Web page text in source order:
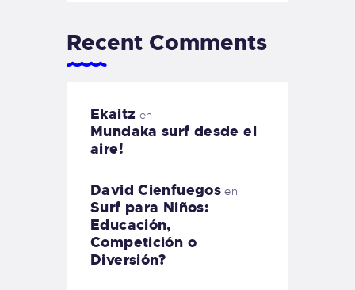
Recent Comments
Ekaitz en
Mundaka surf desde el
aire!
David Cienfuegos en
Surf para Niños:
Educación,
Competición o
Diversión?